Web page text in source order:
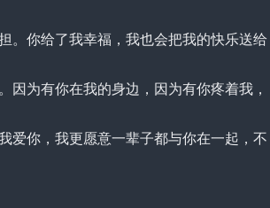
你给了我幸福，我也会把我的快乐送给
为有你在我的身边，因为有你疼着我，
你，我更愿意一辈子都与你在一起，不